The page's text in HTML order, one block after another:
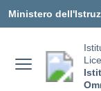
Ministero